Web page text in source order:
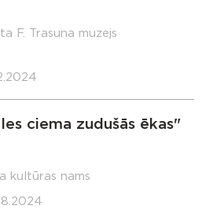
F. Trasuna muzejs
ciema zudušās ēkas"
kultūras nams